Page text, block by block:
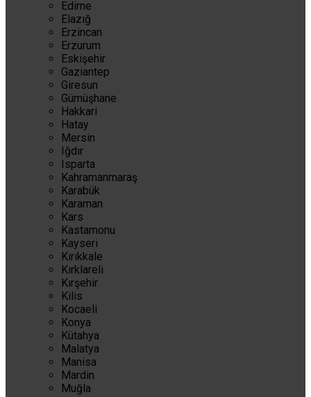
Edirne
Elazığ
Erzincan
Erzurum
Eskişehir
Gaziantep
Giresun
Gümüşhane
Hakkari
Hatay
Mersin
Iğdır
Isparta
Kahramanmaraş
Karabük
Karaman
Kars
Kastamonu
Kayseri
Kırıkkale
Kırklareli
Kırşehir
Kilis
Kocaeli
Konya
Kütahya
Malatya
Manisa
Mardin
Muğla